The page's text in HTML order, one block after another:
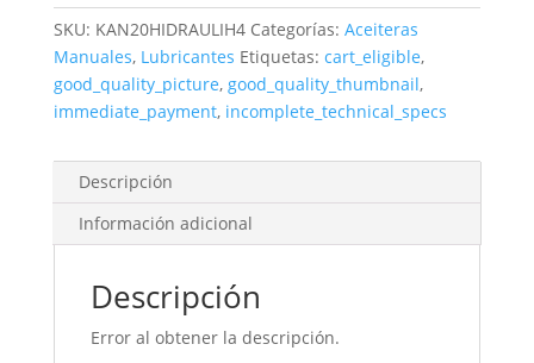
20
Litros
Kansaco
cantidad
SKU: KAN20HIDRAULIH4 Categorías: Aceiteras
Manuales, Lubricantes Etiquetas: cart_eligible,
good_quality_picture, good_quality_thumbnail,
immediate_payment, incomplete_technical_specs
Descripción
Información adicional
Descripción
Error al obtener la descripción.